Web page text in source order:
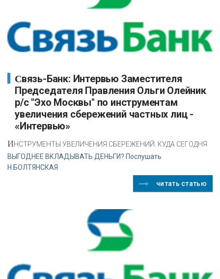
Связь-Банк: Интервью Заместителя
Председателя Правления Ольги Олейник
р/с "Эхо Москвы" по инструментам
увеличения сбережений частных лиц -
«Интервью»
ИНСТРУМЕНТЫ УВЕЛИЧЕНИЯ СБЕРЕЖЕНИЙ. КУДА СЕГОДНЯ
ВЫГОДНЕЕ ВКЛАДЫВАТЬ ДЕНЬГИ? Послушать
Н.БОЛТЯНСКАЯ
читать статью